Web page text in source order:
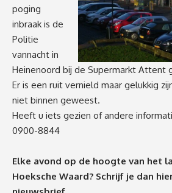
poging
inbraak is de
Politie
vannacht in
Heinenoord bij de Supermarkt Attent
Er is een ruit vernield maar gelukkig
niet binnen geweest.
Heeft u iets gezien of andere
0900-8844
Elke avond op de hoogte van het
Hoeksche Waard? Schrijf je dan